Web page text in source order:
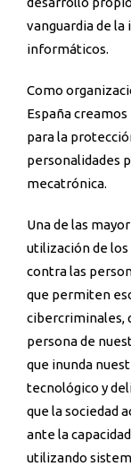
vanguardia de
informáticos.
Como
España
para la
personalidades
mecatrónica.
Una de las
utilización de
contra las
que permiten
cibercriminales,
persona de
que inunda
tecnológico y
que la sociedad
ante la
utilizando